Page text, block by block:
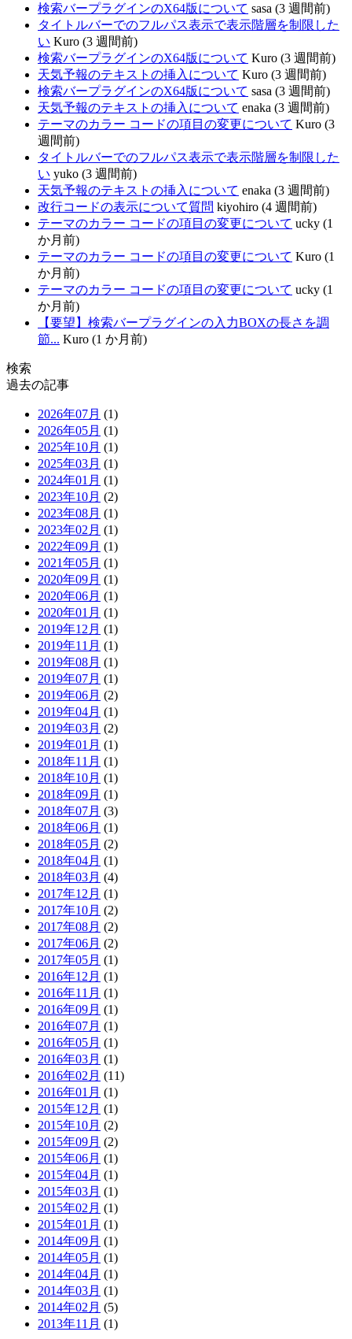
検索バープラグインのX64版について sasa (3 週間前)
タイトルバーでのフルパス表示で表示階層を制限した
い Kuro (3 週間前)
検索バープラグインのX64版について Kuro (3 週間前)
天気予報のテキストの挿入について Kuro (3 週間前)
検索バープラグインのX64版について sasa (3 週間前)
天気予報のテキストの挿入について enaka (3 週間前)
テーマのカラー コードの項目の変更について Kuro (3
週間前)
タイトルバーでのフルパス表示で表示階層を制限した
い yuko (3 週間前)
天気予報のテキストの挿入について enaka (3 週間前)
改行コードの表示について質問 kiyohiro (4 週間前)
テーマのカラー コードの項目の変更について ucky (1
か月前)
テーマのカラー コードの項目の変更について Kuro (1
か月前)
テーマのカラー コードの項目の変更について ucky (1
か月前)
【要望】検索バープラグインの入力BOXの長さを調
節... Kuro (1 か月前)
検索
過去の記事
2026年07月 (1)
2026年05月 (1)
2025年10月 (1)
2025年03月 (1)
2024年01月 (1)
2023年10月 (2)
2023年08月 (1)
2023年02月 (1)
2022年09月 (1)
2021年05月 (1)
2020年09月 (1)
2020年06月 (1)
2020年01月 (1)
2019年12月 (1)
2019年11月 (1)
2019年08月 (1)
2019年07月 (1)
2019年06月 (2)
2019年04月 (1)
2019年03月 (2)
2019年01月 (1)
2018年11月 (1)
2018年10月 (1)
2018年09月 (1)
2018年07月 (3)
2018年06月 (1)
2018年05月 (2)
2018年04月 (1)
2018年03月 (4)
2017年12月 (1)
2017年10月 (2)
2017年08月 (2)
2017年06月 (2)
2017年05月 (1)
2016年12月 (1)
2016年11月 (1)
2016年09月 (1)
2016年07月 (1)
2016年05月 (1)
2016年03月 (1)
2016年02月 (11)
2016年01月 (1)
2015年12月 (1)
2015年10月 (2)
2015年09月 (2)
2015年06月 (1)
2015年04月 (1)
2015年03月 (1)
2015年02月 (1)
2015年01月 (1)
2014年09月 (1)
2014年05月 (1)
2014年04月 (1)
2014年03月 (1)
2014年02月 (5)
2013年11月 (1)